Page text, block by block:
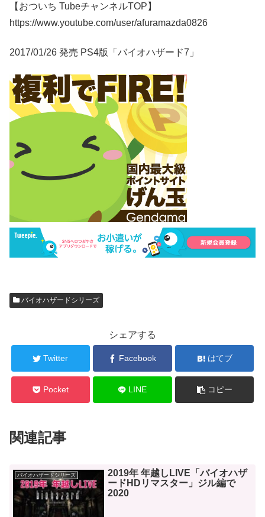
【おついち TubeチャンネルTOP】
https://www.youtube.com/user/afuramazda0826
2017/01/26 発売 PS4版「バイオハザード7」
バイオハザードシリーズ
シェアする
Twitter Facebook はてブ
Pocket LINE コピー
関連記事
バイオハザードシリーズ
2019年 年越しLIVE「バイオハザ
ードHDリマスター」ジル編で
2020